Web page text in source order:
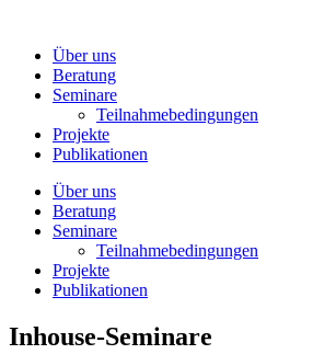
wechselnÜber uns
Beratung
Seminare
Teilnahmebedingungen
Projekte
Publikationen
Über uns
Beratung
Seminare
Teilnahmebedingungen
Projekte
Publikationen
Inhouse-Seminare